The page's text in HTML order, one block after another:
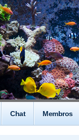
Chat Membros